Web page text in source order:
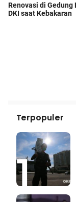
Terpopuler